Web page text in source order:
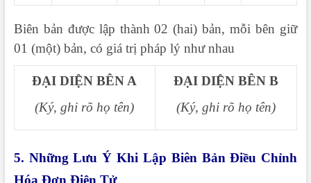
Biên bản được lập thành 02 (hai) bản, mỗi bên giữ
01 (một) bản, có giá trị pháp lý như nhau
ĐẠI DIỆN BÊN A
(Ký, ghi rõ họ tên)
ĐẠI DIỆN BÊN B
(Ký, ghi rõ họ tên)
5. Những Lưu Ý Khi Lập Biên Bản Điều Chỉnh
Hóa Đơn Điện Tử